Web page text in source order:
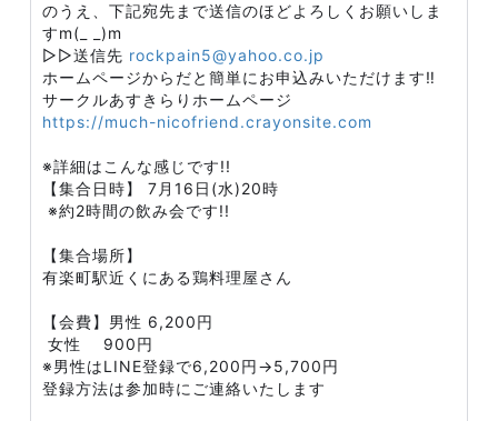
のうえ、下記宛先まで送信のほどよろしくお願いしま
すm(_ _)m
▷▷送信先 rockpain5@yahoo.co.jp
ホームページからだと簡単にお申込みいただけます‼️
サークルあすきらりホームページ
https://much-nicofriend.crayonsite.com
※詳細はこんな感じです!!
【集合日時】 7月16日(水)20時
※約2時間の飲み会です!!
【集合場所】
有楽町駅近くにある鶏料理屋さん
【会費】男性 6,200円
女性 900円
※男性はLINE登録で6,200円→5,700円
登録方法は参加時にご連絡いたします